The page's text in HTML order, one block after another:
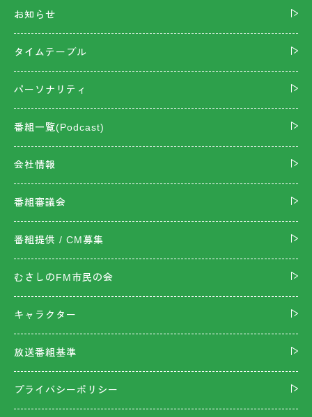
お知らせ
タイムテーブル
パーソナリティ
番組一覧(Podcast)
会社情報
番組審議会
番組提供 / CM募集
むさしのFM市民の会
キャラクター
放送番組基準
プライバシーポリシー